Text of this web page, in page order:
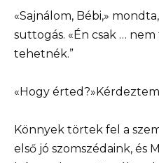
«Sajnálom, Bébi,»
suttogás. «Én csak …
tehetnék.”
«Hogy
Könnyek törtek fel a
első jó szomszédaink, és